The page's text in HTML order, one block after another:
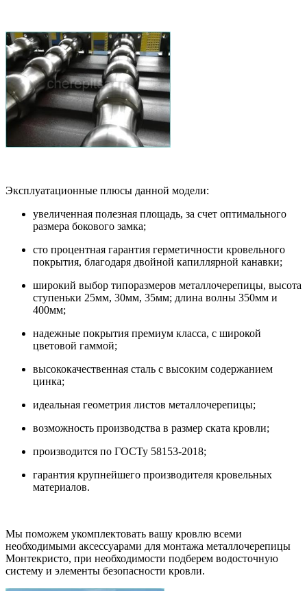
Эксплуатационные плюсы данной модели:
увеличенная полезная площадь, за счет оптимального
размера бокового замка;
сто процентная гарантия герметичности кровельного
покрытия, благодаря двойной капиллярной канавки;
широкий выбор типоразмеров металлочерепицы, высота
ступеньки 25мм, 30мм, 35мм; длина волны 350мм и
400мм;
надежные покрытия премиум класса, с широкой
цветовой гаммой;
высококачественная сталь с высоким содержанием
цинка;
идеальная геометрия листов металлочерепицы;
возможность производства в размер ската кровли;
производится по ГОСТу 58153-2018;
гарантия крупнейшего производителя кровельных
материалов.
Мы поможем укомплектовать вашу кровлю всеми
необходимыми аксессуарами для монтажа металлочерепицы
Монтекристо, при необходимости подберем водосточную
систему и элементы безопасности кровли.